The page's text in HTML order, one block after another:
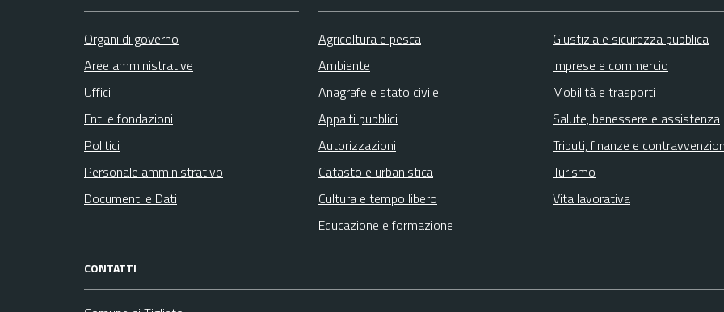
Organi di governo
Aree amministrative
Uffici
Enti e fondazioni
Politici
Personale amministrativo
Documenti e Dati
Agricoltura e pesca
Ambiente
Anagrafe e stato civile
Appalti pubblici
Autorizzazioni
Catasto e urbanistica
Cultura e tempo libero
Educazione e formazione
Giustizia e sicurezza pubblica
Imprese e commercio
Mobilità e trasporti
Salute, benessere e assistenza
Tributi, finanze e
Turismo
Vita lavorativa
CONTATTI